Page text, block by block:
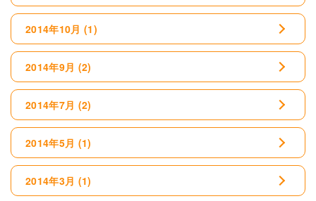
2014年10月 (1)
2014年9月 (2)
2014年7月 (2)
2014年5月 (1)
2014年3月 (1)